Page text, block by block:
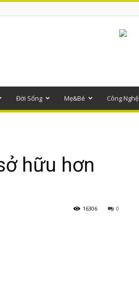
Đời Sống Mẹ&Bé Công Nghệ
hữu hơn
0
16306